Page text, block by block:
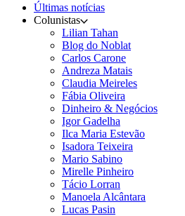
Últimas notícias
Colunistas
Lilian Tahan
Blog do Noblat
Carlos Carone
Andreza Matais
Claudia Meireles
Fábia Oliveira
Dinheiro & Negócios
Igor Gadelha
Ilca Maria Estevão
Isadora Teixeira
Mario Sabino
Mirelle Pinheiro
Tácio Lorran
Manoela Alcântara
Lucas Pasin